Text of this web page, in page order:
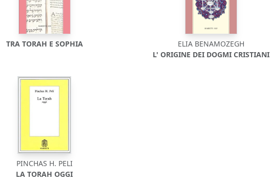
TRA TORAH E SOPHIA
ELIA BENAMOZEGH
L' ORIGINE DEI DOGMI CRISTIANI
PINCHAS H. PELI
LA TORAH OGGI